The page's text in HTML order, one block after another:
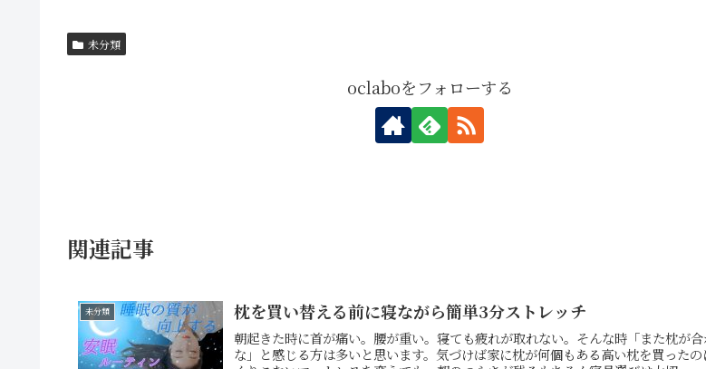
未分類
oclaboをフォローする
関連記事
未分類 枕を買い替える前に寝ながら簡単3分ストレッチ
朝起きた時に首が痛い。腰が重い。寝ても疲れが取れない。そんな時「また枕が
な」と感じる方は多いと思います。気づけば家に枕が何個もある高い枕を買ったの